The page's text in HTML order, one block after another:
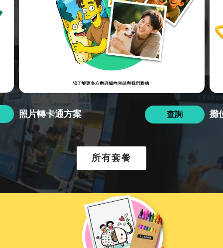
照片轉卡通方案 查詢 攤
所有套餐